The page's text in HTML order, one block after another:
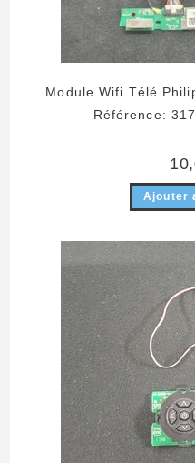
Module Wifi Télé
Référence:
Ajouter